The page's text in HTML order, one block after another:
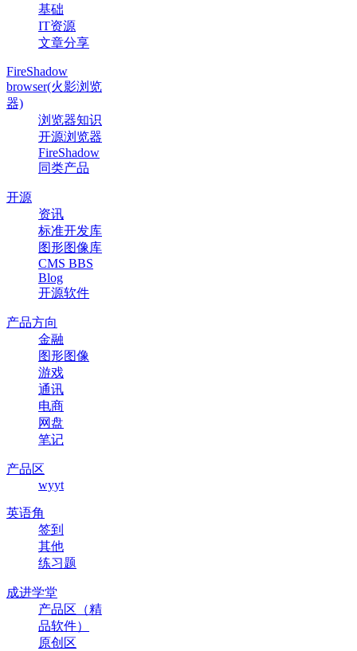
基础
IT资源
文章分享
FireShadow
browser(火影浏览
器)
浏览器知识
开源浏览器
FireShadow
同类产品
开源
资讯
标准开发库
图形图像库
CMS BBS
Blog
开源软件
产品方向
金融
图形图像
游戏
通讯
电商
网盘
笔记
产品区
wyyt
英语角
签到
其他
练习题
成进学堂
产品区（精
品软件）
原创区